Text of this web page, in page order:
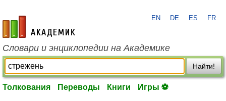
academic.ru
EN DE ES FR
Словари и энциклопедии на Академике
Найти!
Толкования Переводы Книги Игры ⚽